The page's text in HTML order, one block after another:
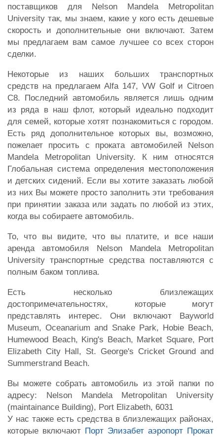
поставщиков для Nelson Mandela Metropolitan
University так, мы знаем, какие у кого есть дешевые
скорость и дополнительные они включают. Затем
мы предлагаем вам самое лучшее со всех сторон
сделки.
Некоторые из наших больших транспортных
средств на предлагаем Alfa 147, VW Golf и Citroen
C8. Последний автомобиль является лишь одним
из ряда в наш флот, который идеально подходит
для семей, которые хотят познакомиться с городом.
Есть ряд дополнительное которых вы, возможно,
пожелает просить с проката автомобилей Nelson
Mandela Metropolitan University. К ним относятся
Глобальная система определения местоположения
и детских сидений. Если вы хотите заказать любой
из них Вы можете просто заполнить эти требования
при принятии заказа или задать по любой из этих,
когда вы собираете автомобиль.
То, что вы видите, что вы платите, и все наши
аренда автомобиля Nelson Mandela Metropolitan
University транспортные средства поставляются с
полным баком топлива.
Есть несколько близлежащих
достопримечательностях, которые могут
представлять интерес. Они включают Bayworld
Museum, Oceanarium and Snake Park, Hobie Beach,
Humewood Beach, King's Beach, Market Square, Port
Elizabeth City Hall, St. George's Cricket Ground and
Summerstrand Beach.
Вы можете собрать автомобиль из этой папки по
адресу: Nelson Mandela Metropolitan University
(maintainance Building), Port Elizabeth, 6031
У нас также есть средства в близлежащих районах,
которые включают Порт Элизабет аэропорт Прокат